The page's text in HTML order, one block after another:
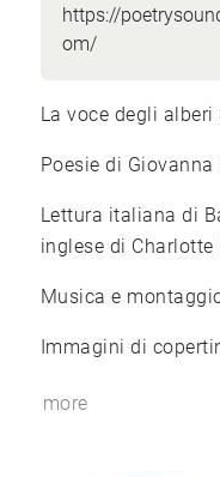
https://
om/
La voce degli
Poesie di
Lettura italiana di
inglese di
Musica e
Immagini di
more